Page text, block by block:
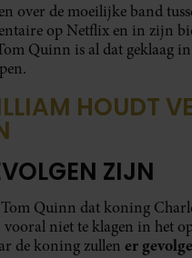
over de moeilijke band
op Netflix en in zijn
Quinn is al dat geklaag
HOUDT
ZIJN
Quinn dat koning
niet te klagen in het
de koning zullen er